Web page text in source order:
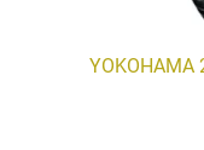
YOKOHAMA